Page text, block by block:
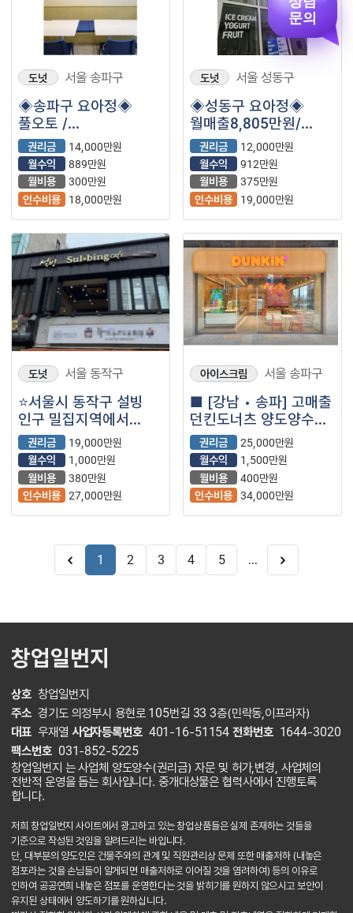
도넛 서울 송파구
◈송파구 요아정◈
풀오토 /
월매출4000만원 내외 /
안정창업 ! 초보
창업추천!
권리금
14,000만원
월수익
889만원
월비용
300만원
인수비용
18,000만원
도넛 서울 성동구
◈성동구 요아정◈
월매출8,805만원/
안정창업 ! 초보
창업추천!
권리금
12,000만원
월수익
912만원
월비용
375만원
인수비용
19,000만원
도넛 서울 동작구
⭐서울시 동작구 설빙
인구 밀집지역에서
역세권, 번화가에
위치해 고수익 나오는
매장입니다.
권리금
19,000만원
월수익
1,000만원
월비용
380만원
인수비용 27,000만원
아이스크림 서울 송파구
■ [강남 • 송파] 고매출
던킨도너츠 양도양수
창업 매물
권리금
25,000만원
월수익
1,500만원
월비용
400만원
인수비용 34,000만원
1 2 3 4 5 ...
창업일번지
상호 창업일번지
주소 경기도 의정부시 용현로 105번길 33 3층(민락동,이프라자)
대표 우재열 사업자등록번호 401-16-51154 전화번호 1644-3020
팩스번호 031-852-5225
창업일번지 는 사업체 양도양수(권리금) 자문 및 허가,변경, 사업체의
전반적 운영을 돕는 회사입니다. 중개대상물은 협력사에서 진행토록
합니다.
저희 창업일번지 사이트에서 광고하고 있는 창업상품들은 실제 존재하는 것들을
기준으로 작성된 것임을 알려드리는 바입니다.
단, 대부분의 양도인은 건물주와의 관계 및 직원관리상 문제 또한 매출저하 (내놓은
점포라는 것을 손님들이 알게되면 매출저하로 이어질 것을 염려하여) 등의 이유로
인하여 공공연희 내놓은 점포를 운영한다는 것을 밝히기를 원하지 않으시고 보안이
유지된 상태에서 양도하기를 원하십니다.
상담
문의